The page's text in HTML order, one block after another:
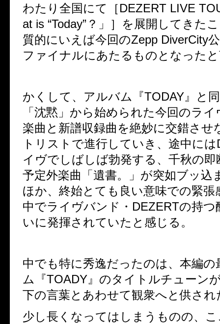
わたり全国にて
［DEZERT LIVE
at is “Today” ？」］を展開してきた
質的にいえば今回のZepp DiverCity
ファイナルにあたるものとなった
かくして、アルバム『TODAY 』と
「沈黙」から始められた今回のラ
楽曲と新譜収録曲を絶妙に交錯させ
トリストで進行していき、 途中には
イヴでしばしば勃発する、千秋の
予定外楽曲「遺書。」が突如ブッ込
ほか、終始とても良い意味での緊張
中でライヴバンド・ DEZERTの持つ
いに発揮されていたと感じる。
中でも特に秀逸だったのは、本編の
ム『TOADY 』のタイトルチューン
下の言葉とあわせて観衆へと供され
少し長くなってはしまうものの、